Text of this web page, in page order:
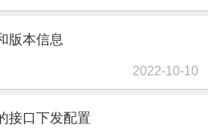
版本信息
2022-10-10
接口下发配置